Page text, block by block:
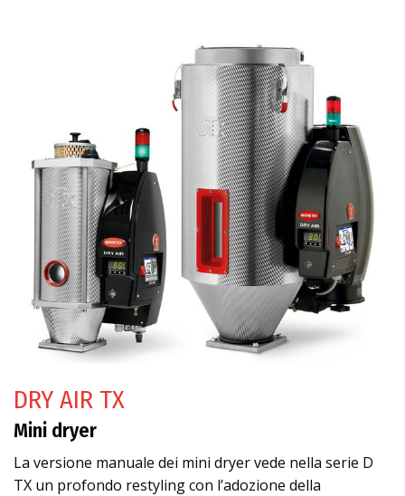
DRY AIR TX
Mini dryer
La versione manuale dei mini dryer vede nella serie D
TX un profondo restyling con l’adozione della